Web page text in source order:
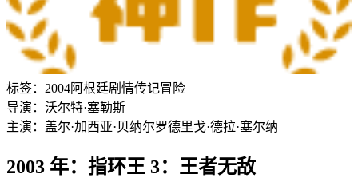
标签： 2004阿根廷剧情传记冒险
导演： 沃尔特·塞勒斯
主演： 盖尔·加西亚·贝纳尔罗德里戈·德拉·塞尔纳
2003 年：指环王 3：王者无敌